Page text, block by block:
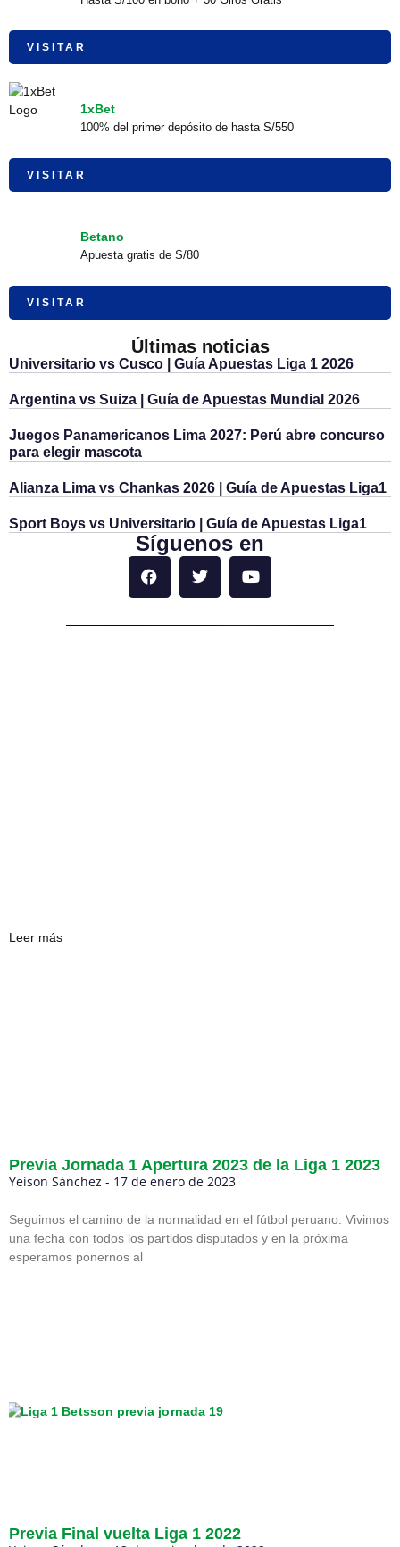
VISITAR
1xBet
100% del primer depósito de hasta S/550
VISITAR
Betano
Apuesta gratis de S/80
VISITAR
Últimas noticias
Universitario vs Cusco | Guía Apuestas Liga 1 2026
Argentina vs Suiza | Guía de Apuestas Mundial 2026
Juegos Panamericanos Lima 2027: Perú abre concurso
para elegir mascota
Alianza Lima vs Chankas 2026 | Guía de Apuestas Liga1
Sport Boys vs Universitario | Guía de Apuestas Liga1
Síguenos en
Leer más
Previa Jornada 1 Apertura 2023 de la Liga 1 2023
Yeison Sánchez 17 de enero de 2023
Seguimos el camino de la normalidad en el fútbol peruano. Vivimos
una fecha con todos los partidos disputados y en la próxima
esperamos ponernos al
Previa Final vuelta Liga 1 2022